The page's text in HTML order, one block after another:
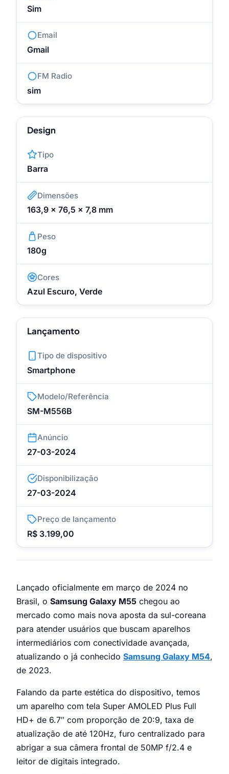
Sim
Email
Gmail
FM Radio
sim
Design
Tipo
Barra
Dimensões
163,9 x 76,5 x 7,8 mm
Peso
180g
Cores
Azul Escuro, Verde
Lançamento
Tipo de dispositivo
Smartphone
Modelo/Referência
SM-M556B
Anúncio
27-03-2024
Disponibilização
27-03-2024
Preço de lançamento
R$ 3.199,00
Lançado oficialmente em março de 2024 no
Brasil, o Samsung Galaxy M55 chegou ao
mercado como mais nova aposta da sul-coreana
para atender usuários que buscam aparelhos
intermediários com conectividade avançada,
atualizando o já conhecido Samsung Galaxy M54,
de 2023.
Falando da parte estética do dispositivo, temos
um aparelho com tela Super AMOLED Plus Full
HD+ de 6.7″ com proporção de 20:9, taxa de
atualização de até 120Hz, furo centralizado para
abrigar a sua câmera frontal de 50MP f/2.4 e
leitor de digitais integrado.